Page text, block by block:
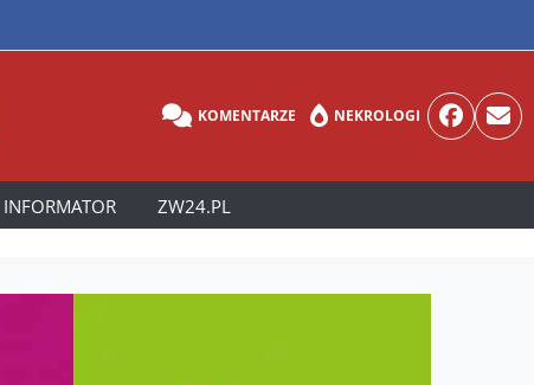
KOMENTARZE NEKROLOGI
INFORMATOR ZW24.PL